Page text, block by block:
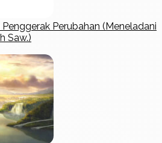
Perubahan (Meneladani
Saw.)